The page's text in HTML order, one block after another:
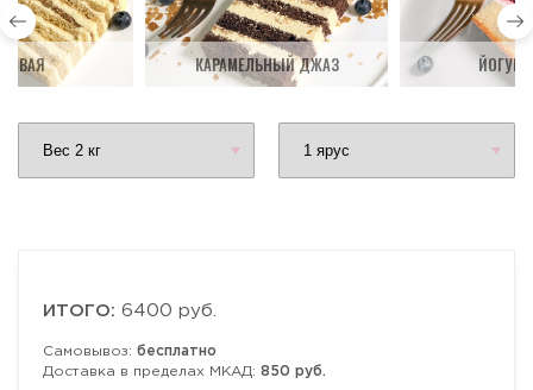
КАРАМЕЛЬНЫЙ ДЖАЗ
ИТОГО: 6400 руб.
Самовывоз: бесплатно
Доставка в пределах МКАД: 850 руб.